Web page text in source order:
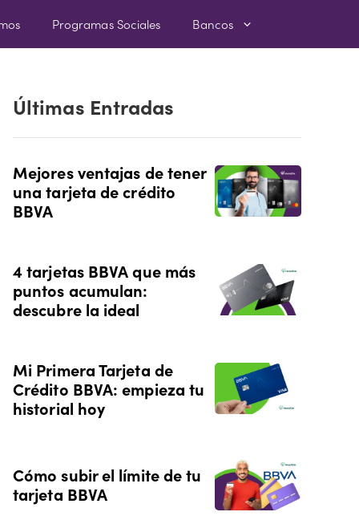
Programas Sociales Bancos
Últimas Entradas
Mejores ventajas de tener
una tarjeta de crédito
BBVA
4 tarjetas BBVA que más
puntos acumulan:
descubre la ideal
Mi Primera Tarjeta de
Crédito BBVA: empieza tu
historial hoy
Cómo subir el límite de tu
tarjeta BBVA